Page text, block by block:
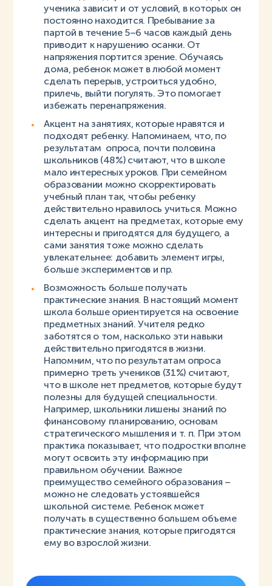
ученика зависит и от условий, в которых он
постоянно находится. Пребывание за
партой в течение 5–6 часов каждый день
приводит к нарушению осанки. От
напряжения портится зрение. Обучаясь
дома, ребенок может в любой момент
сделать перерыв, устроиться удобно,
прилечь, выйти погулять. Это помогает
избежать перенапряжения.
Акцент на занятиях, которые нравятся и
подходят ребенку. Напоминаем, что, по
результатам опроса, почти половина
школьников (48%) считают, что в школе
мало интересных уроков. При семейном
образовании можно скорректировать
учебный план так, чтобы ребенку
действительно нравилось учиться. Можно
сделать акцент на предметах, которые ему
интересны и пригодятся для будущего, а
сами занятия тоже можно сделать
увлекательнее: добавить элемент игры,
больше экспериментов и пр.
Возможность больше получать
практические знания. В настоящий момент
школа больше ориентируется на освоение
предметных знаний. Учителя редко
заботятся о том, насколько эти навыки
действительно пригодятся в жизни.
Напомним, что по результатам опроса
примерно треть учеников (31%) считают,
что в школе нет предметов, которые будут
полезны для будущей специальности.
Например, школьники лишены знаний по
финансовому планированию, основам
стратегического мышления и т. п. При этом
практика показывает, что подростки вполне
могут освоить эту информацию при
правильном обучении. Важное
преимущество семейного образования –
можно не следовать устоявшейся
школьной системе. Ребенок может
получать в существенно большем объеме
практические знания, которые пригодятся
ему во взрослой жизни.